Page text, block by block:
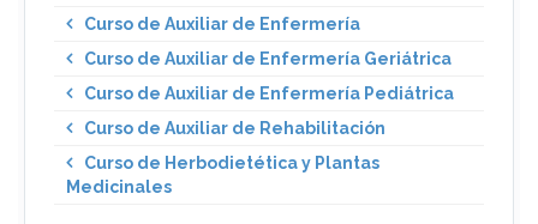
Curso de Auxiliar de Enfermería
Curso de Auxiliar de Enfermería Geriátrica
Curso de Auxiliar de Enfermería Pediátrica
Curso de Auxiliar de Rehabilitación
Curso de Herbodietética y Plantas
Medicinales